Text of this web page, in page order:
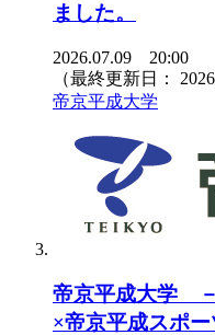
ました。
2026.07.09 20:00
（最終更新日：
帝京平成大学
帝京平成大学
×帝京平成スポ